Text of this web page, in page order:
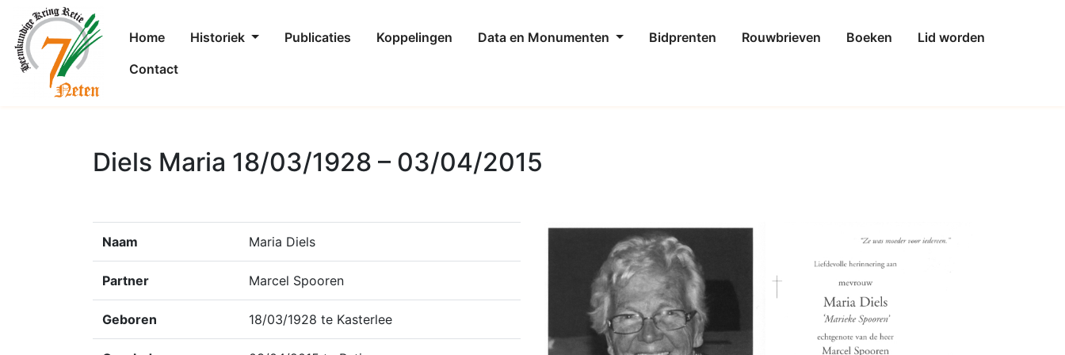
Home Historiek Publicaties Koppelingen Data en Monumenten Bidprenten Rouwbrieven Boeken
Lid worden
Contact
Diels Maria 18/03/1928 – 03/04/2015
Naam Maria Diels
Partner Marcel Spooren
Geboren 18/03/1928 te Kasterlee